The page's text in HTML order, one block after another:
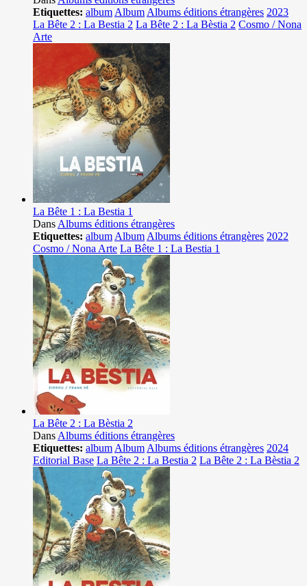
Etiquettes: album Album Albums éditions étrangères 2023
La Bête 2 : La Bestia 2 La Bête 2 : La Bèstia 2 Cosmo / Nona
Arte
La Bête 1 : La Bestia 1
Dans Albums éditions étrangères
Etiquettes: album Album Albums éditions étrangères 2022
Cosmo / Nona Arte La Bête 1 : La Bestia 1
La Bête 2 : La Bèstia 2
Dans Albums éditions étrangères
Etiquettes: album Album Albums éditions étrangères 2024
Editorial Base La Bête 2 : La Bestia 2 La Bête 2 : La Bèstia 2